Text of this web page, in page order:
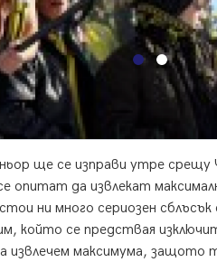
ще се изправи утре срещу
опитат да извлекат
ни много сериозен
който се предствая
извлечем максимума, защото